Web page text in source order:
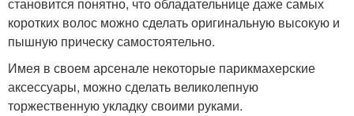
становится понятно, что обладательнице даже самых
коротких волос можно сделать оригинальную высокую и
пышную прическу самостоятельно.
Имея в своем арсенале некоторые парикмахерские
аксессуары, можно сделать великолепную
торжественную укладку своими руками.